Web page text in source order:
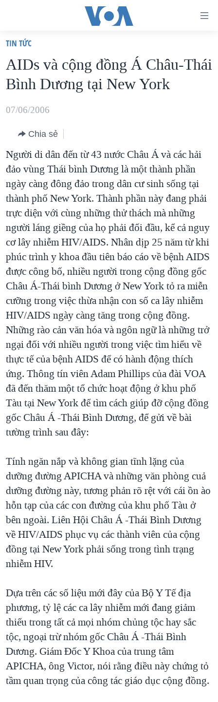
truy
cập
Tới
dung
chính
điều
hướng
chính
Đi
tới
"Tìm"
VIỆT NAM
HOA KỲ
BIỂN ĐÔNG
BLOG
DIỄN ĐÀN
MỤC
TỰ DO BÁO CHÍ
VẠCH TRẦN TIN GIẢ
NGƯỜI VIỆT HẢI NGOẠI
ĐỜI SỐNG
KHOA HỌC
SỨC KHOẺ
VĂN HOÁ
THỂ THAO
CHUYÊN ĐỀ
CHIẾN TRANH THƯƠNG MẠI CỦA MỸ: QUÁ KHỨ VÀ HIỆN
HÀNH TRÌNH BẦU CỬ 2024
MỘT NĂM CHIẾN TRANH TẠI DẢI GAZA
GIẢI MÃ VÀNH ĐAI & CON ĐƯỜNG
NGÀY TỊ NẠN THẾ GIỚI
TRỊNH VĨNH BÌNH - NGƯỜI HẠ 'BÊN THẮNG CUỘC'
GROUND ZERO – XƯA VÀ NAY
CHI PHÍ CHIẾN TRANH AFGHANISTAN
CÁC GIÁ TRỊ CỘNG HÒA Ở VIỆT NAM
THƯỢNG ĐỈNH TRUMP-KIM TẠI VIỆT NAM
TRỊNH VĨNH BÌNH VS. CHÍNH PHỦ VIỆT NAM
NGƯ DÂN VIỆT VÀ LÀN SÓNG TRỘM HẢI SÂM
BÊN KIA QUỐC LỘ: TIẾNG VỌNG TỪ NÔNG THÔN MỸ
HỌC TIẾNG ANH
VIDEO
NGHE
MẠNG XÃ HỘI
Ngôn ngữ khác
TIN TỨC
AIDs và cộng đồng Á Châu-Thái
Bình Dương tại New York
07/06/2006
Chia sẻ
Người di dân đến từ 43 nước Châu Á và các hải
đảo vùng Thái bình Dương là một thành phần
ngày càng đông đảo trong dân cư sinh sống tại
thành phố New York. Thành phần này đang phải
trực diện với cùng những thử thách mà những
người láng giềng của họ phải đối đầu, kể cả nguy
cơ lây nhiễm HIV/AIDS. Nhân dịp 25 năm từ khi
phúc trình y khoa đầu tiên báo cáo về bệnh AIDS
được công bố, nhiều người trong cộng đồng gốc
Châu Á-Thái bình Dương ở New York tỏ ra miễn
cưỡng trong việc thừa nhận con số ca lây nhiễm
HIV/AIDS ngày càng tăng trong cộng đồng.
Những rào cản văn hóa và ngôn ngữ là những trở
ngại đối với nhiều người trong việc tìm hiểu về
thực tế của bệnh AIDS để có hành động thích
ứng. Thông tín viên Adam Phillips của đài VOA
đã đến thăm một tổ chức hoạt động ở khu phố
Tàu tại New York để tìm cách giúp đỡ cộng đồng
gốc Châu Á -Thái Bình Dương, để gửi về bài
tường trình sau đây:
Tính ngăn nắp và không gian tĩnh lặng của
dưỡng đường APICHA và những văn phòng cuả
dưỡng đường này, tương phản rõ rệt với cái ồn ào
hỗn tạp của các con đường của khu phố Tàu ở
bên ngoài. Liên Hội Châu Á -Thái Bình Dương
về HIV/AIDS phục vụ các thành viên của cộng
đồng tại New York phải sống trong tình trạng
nhiễm HIV.
Dựa trên các số liệu mới đây của Bộ Y Tế địa
phương, tỷ lệ các ca lây nhiễm mới đang giảm
thiểu trong tất cả mọi nhóm chủng tộc hay sắc
tộc, ngoại trừ nhóm gốc Châu Á -Thái Bình
Dương. Giám Đốc Y Khoa của trung tâm
APICHA, ông Victor, nói rằng điều này chứng tỏ
tầm quan trọng của công tác giáo dục cộng đồng.